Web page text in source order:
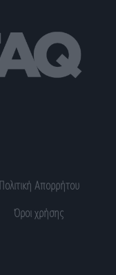
Πολιτική Απορρήτου
Όροι χρήσης